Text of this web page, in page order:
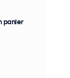
panier